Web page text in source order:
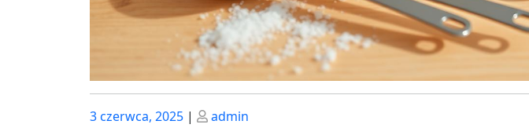
Posted
3 czerwca, 2025 | Posted
admin